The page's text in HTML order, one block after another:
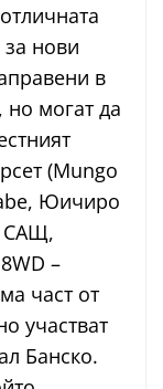
за нови
в
могат да
(Mungo
Юичиро
САЩ,
–
част от
участват
Банско.